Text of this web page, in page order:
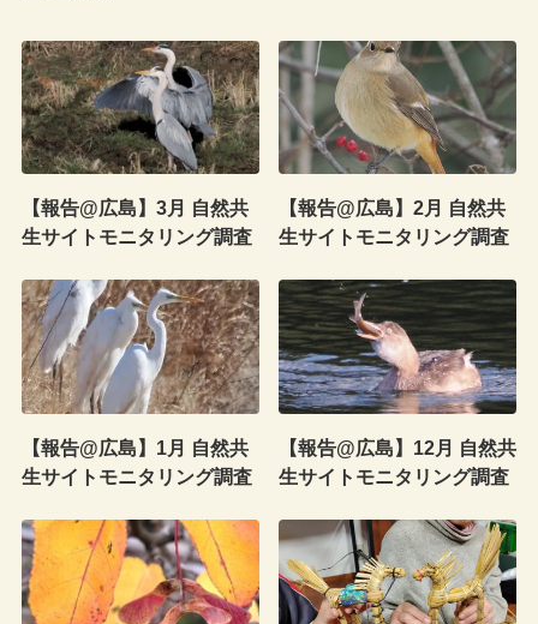
【報告@広島】3月 自然共
生サイトモニタリング調査
【報告@広島】2月 自然共
生サイトモニタリング調査
【報告@広島】1月 自然共
生サイトモニタリング調査
【報告@広島】12月 自然共
生サイトモニタリング調査